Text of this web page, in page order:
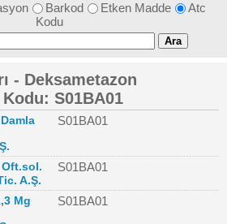
Barkod Etken Madde
Atc
Kodu
- Deksametazon
S01BA01
S01BA01
S01BA01
A.Ş.
Mg
S01BA01